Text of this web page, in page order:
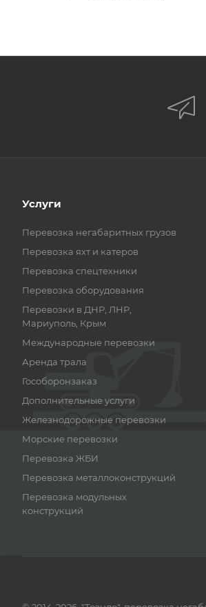
Услуги
Перевозка негабаритных грузов
Перевозка яхт и катеров
Перевозка спецтехники
Перевозка оборудования
Перевозки в ДНР, ЛНР,
Мариуполь, Крым
Международные перевозки
Аренда трала
Гособоронзаказ
Дополнительные услуги
Железнодорожные перевозки
Морские перевозки
Перевозка ЖБИ
Перевозка металлоконструкций
Перевозка модульных
конструкций